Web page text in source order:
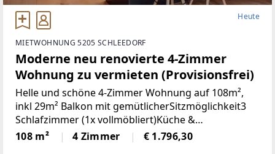
Heute
MIETWOHNUNG 5205 SCHLEEDORF
Moderne neu renovierte 4-Zimmer
Wohnung zu vermieten (Provisionsfrei)
Helle und schöne 4-Zimmer Wohnung auf 108m²,
inkl 29m² Balkon mit gemütlicherSitzmöglichkeit3
Schlafzimmer (1x vollmöbliert)Küche &
Wohnbereich (Küche mit Steinplatte und
hochwertigen Geräten)Badezimmer (neu)WC (neu)2
108 m² 4 Zimmer € 1.796,30